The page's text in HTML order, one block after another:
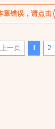
章错误，请点击
上一页 1 2